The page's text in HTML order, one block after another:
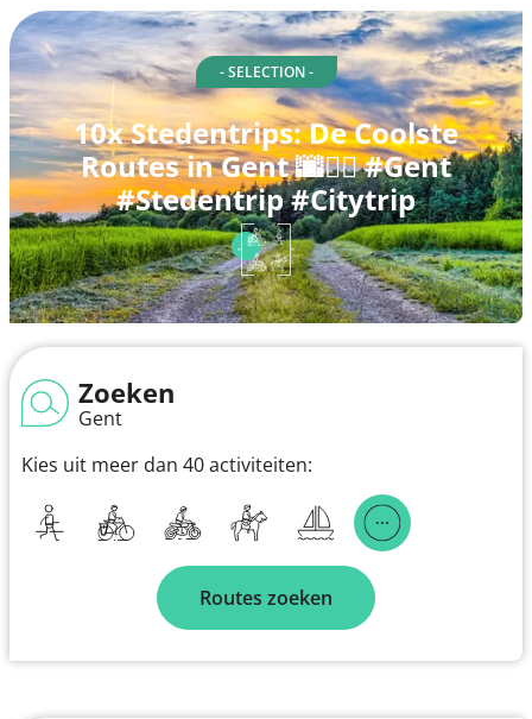
- SELECTION -
10x Stedentrips: De Coolste
Routes in Gent 🌆🚶‍♂️ #Gent
#Stedentrip #Citytrip
Zoeken
Gent
Kies uit meer dan 40 activiteiten:
Routes zoeken